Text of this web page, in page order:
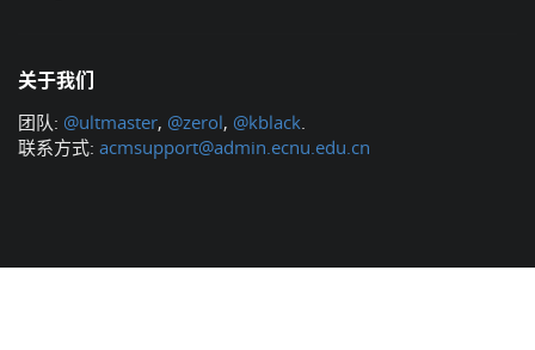
关于我们
团队: @ultmaster, @zerol, @kblack
联系方式: acmsupport@admin.ecnu.edu.cn